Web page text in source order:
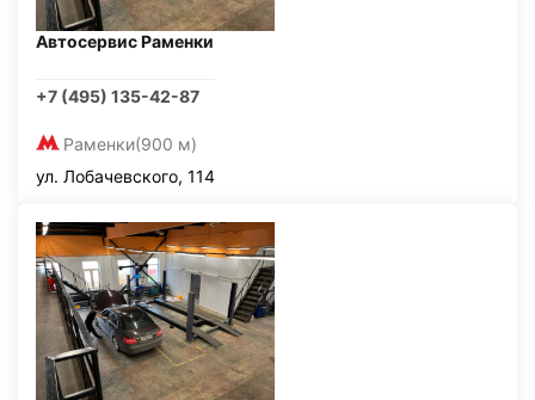
Автосервис Раменки
+7 (495) 135-42-87
Раменки(900 м)
ул. Лобачевского, 114